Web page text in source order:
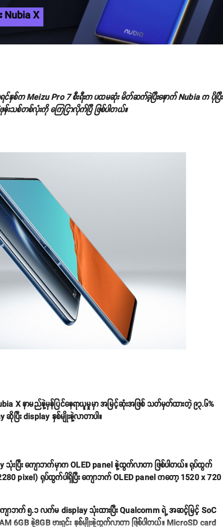
X
နှစ်က Meizu Pro 7 စီးရီးက ပထမဆုံး မိတ်ဆက်ခဲ့ပြီးနောက် Nubia က ပိုပြီး
းသစ်တစ်လုံးကို ကြေငြာလိုက်ပြီ ဖြစ်ပါတယ်။
X နာမည်နဲ့မှန်ပြင်နေရာယူမှုမှာ အမြင့်ဆုံးအဖြစ် သတ်မှတ်ထားတဲ့ ၉၃.၆%
း display နှစ်မျိုးနဲ့လာတာပါ။
သုံးပြီး ကျောဘက်မှာက OLED panel နဲ့ထွက်လာတာ ဖြစ်ပါတယ်။ ရုပ်ထွက်
pixel) ရုပ်ထွက်ပါရှိပြီး ကျောဘက် OLED panel ကတော့ 1520 x 720
ဘက် ၅.၁ လက်မ display သုံးထားပြီး Qualcomm ရဲ့ အဆင့်မြင့် SoC
6GB နဲ့8GB ဗားရှင်း နှစ်မျိုးနဲ့ထွက်လာတာ ဖြစ်ပါတယ်။ MicroSD card